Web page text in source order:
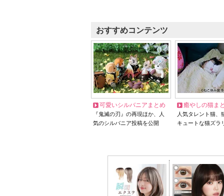
おすすめコンテンツ
可愛いシルバニアまとめ
『鬼滅の刃』の再現ほか、人
気のシルバニア投稿を公開
癒やしの猫ま
人気タレント猫
キュートな猫ズラ